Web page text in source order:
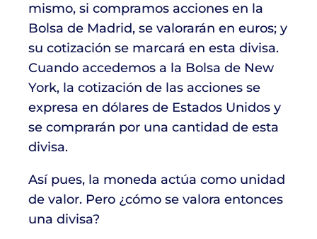
mismo, si compramos acciones en la
Bolsa de Madrid, se valorarán en euros; y
su cotización se marcará en esta divisa.
Cuando accedemos a la Bolsa de New
York, la cotización de las acciones se
expresa en dólares de Estados Unidos y
se comprarán por una cantidad de esta
divisa.
Así pues, la moneda actúa como unidad
de valor. Pero ¿cómo se valora entonces
una divisa?